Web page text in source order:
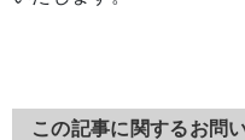
この記事に関するお問